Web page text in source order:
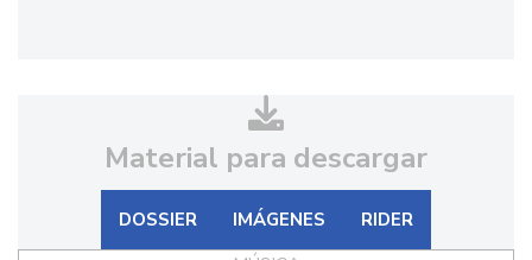
Material para descargar
DOSSIER IMÁGENES
RIDER